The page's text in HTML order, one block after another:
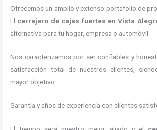
Ofrecemos un amplio y extenso portafolio de
El cerrajero de cajas fuertes en Vista
alternativa para tu hogar, empresa o automóvil.
Nos caracterizamos por ser confiables y
satisfacción total de nuestros clientes,
mayor objetivo.
Garantía y años de experiencia con clientes